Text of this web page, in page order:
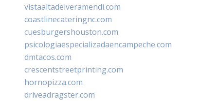
vistaaltadelveramendi.com
coastlinecateringnc.com
cuesburgershouston.com
psicologiaespecializadaencampeche.com
dmtacos.com
crescentstreetprinting.com
hornopizza.com
driveadragster.com